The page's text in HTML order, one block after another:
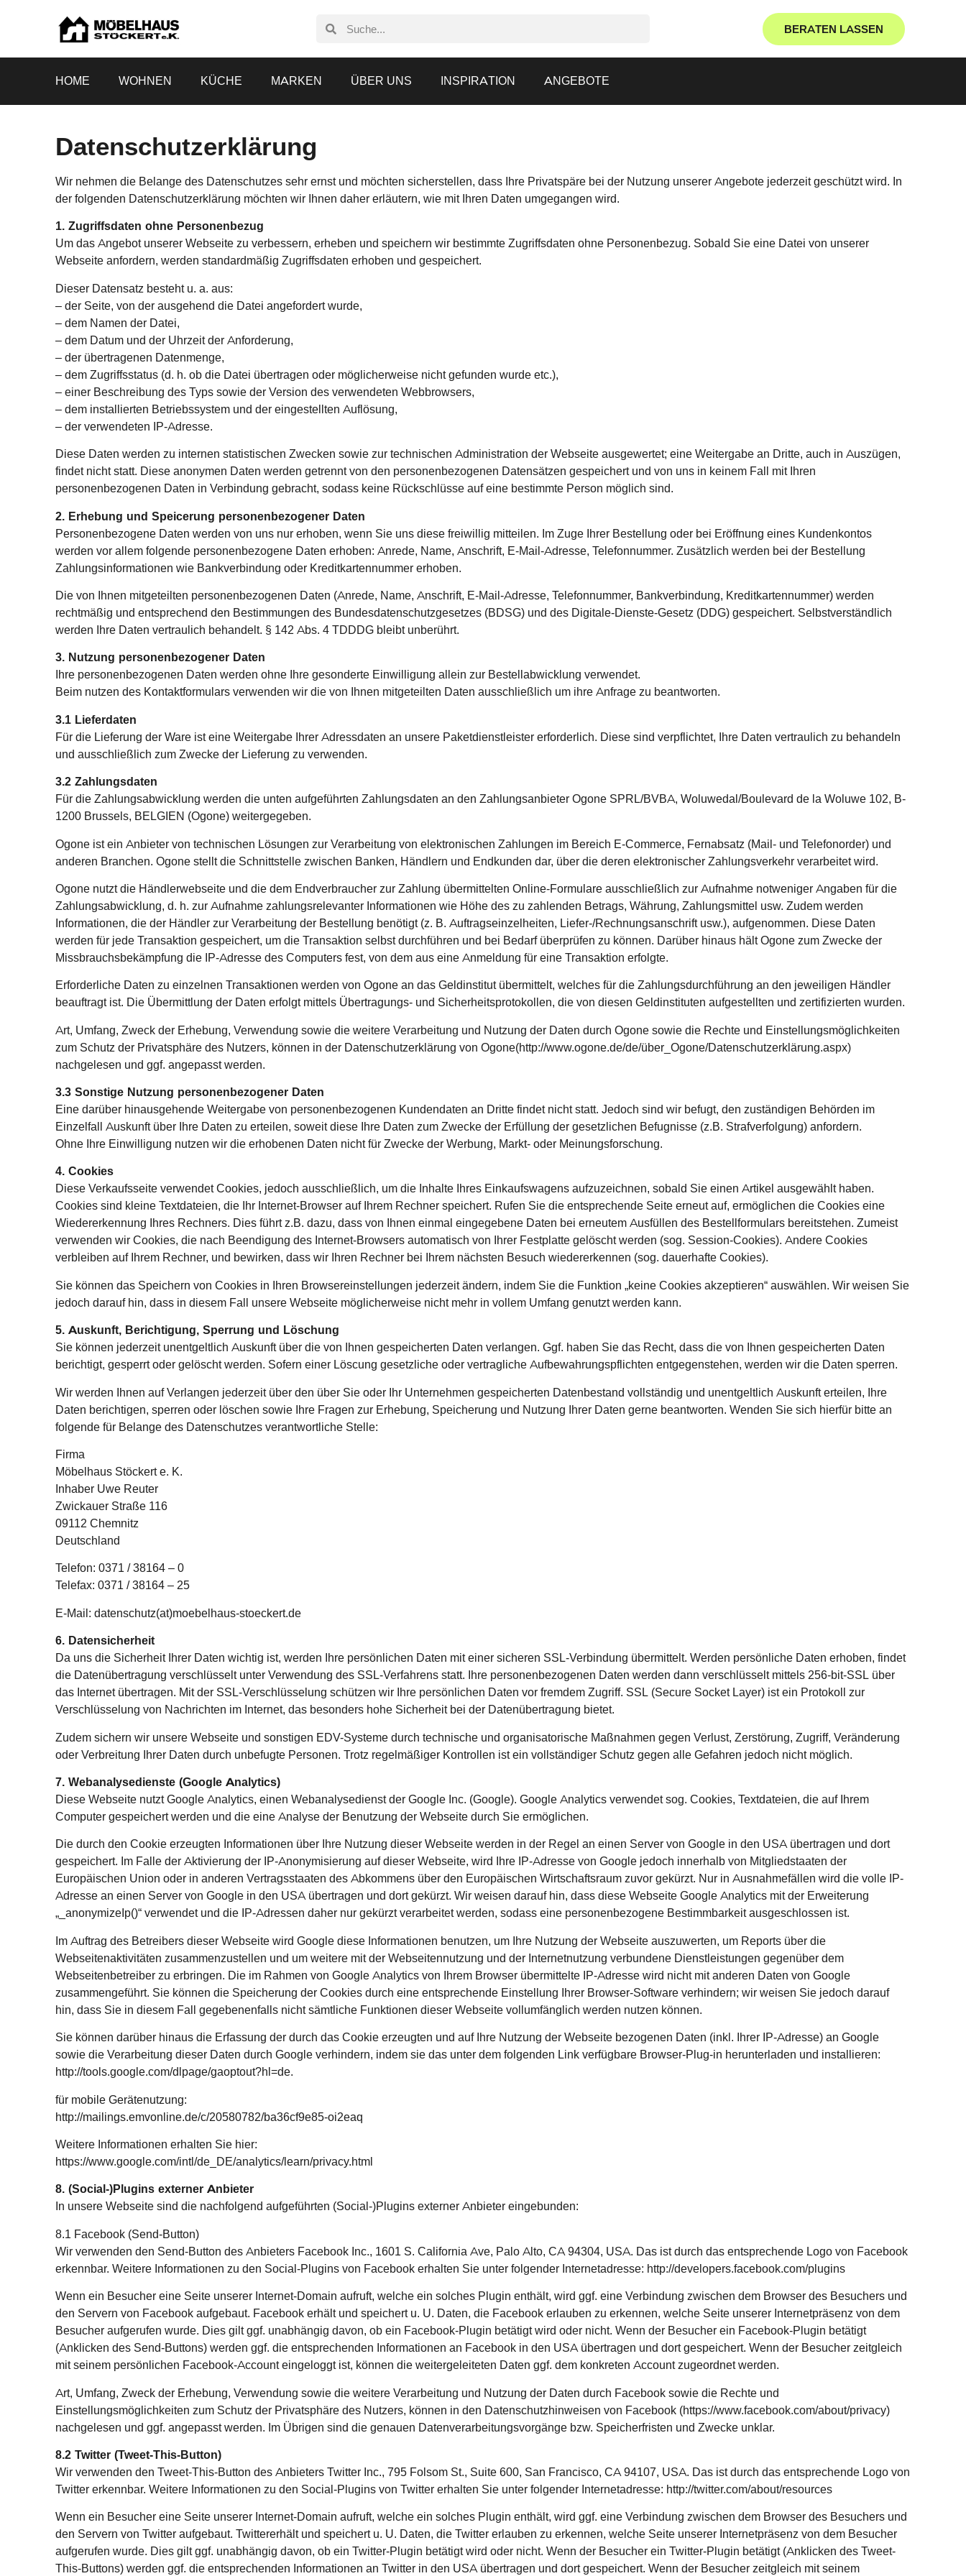
BERATEN LASSEN
HOME WOHNEN KÜCHE MARKEN ÜBER UNS INSPIRATION ANGEBOTE
Datenschutzerklärung
Wir nehmen die Belange des Datenschutzes sehr ernst und möchten sicherstellen, dass Ihre Privatspһäre bei der Nutzung unserer Angebote jederzeit geschützt wird. In
der folgenden Datenschutzerklärung möchten wir Ihnen daher erläutern, wie mit Ihren Daten umgegangen wird.
1. Zugriffsdaten ohne Personenbezug
Um das Angebot unserer Webseite zu verbessern, erheben und speichern wir bestimmte Zugriffsdaten ohne Personenbezug. Sobald Sie eine Datei von unserer
Webseite anfordern, werden standardmäßig Zugriffsdaten erhoben und gespeichert.
Dieser Datensatz besteht u. a. aus:
– der Seite, von der ausgehend die Datei angefordert wurde,
– dem Namen der Datei,
– dem Datum und der Uhrzeit der Anforderung,
– der übertragenen Datenmenge,
– dem Zugriffsstatus (d. h. ob die Datei übertragen oder möglicherweise nicht gefunden wurde etc.),
– einer Beschreibung des Typs sowie der Version des verwendeten Webbrowsers,
– dem installierten Betriebssystem und der eingestellten Auflösung,
– der verwendeten IP-Adresse.
Diese Daten werden zu internen statistischen Zwecken sowie zur technischen Administration der Webseite ausgewertet; eine Weitergabe an Dritte, auch in Auszügen,
findet nicht statt. Diese anonymen Daten werden getrennt von den personenbezogenen Datensätzen gespeichert und von uns in keinem Fall mit Ihren
personenbezogenen Daten in Verbindung gebracht, sodass keine Rückschlüsse auf eine bestimmte Person möglich sind.
2. Erhebung und Speicһerung personenbezogener Daten
Personenbezogene Daten werden von uns nur erhoben, wenn Sie uns diese freiwillig mitteilen. Im Zuge Ihrer Bestellung oder bei Eröffnung eines Kundenkontos
werden vor allem folgende personenbezogene Daten erhoben: Anrede, Name, Anschrift, E-Mail-Adresse, Telefonnummer. Zusätzlich werden bei der Bestellung
Zahlungsinformationen wie Bankverbindung oder Kreditkartennummer erhoben.
Die von Ihnen mitgeteilten personenbezogenen Daten (Anrede, Name, Anschrift, E-Mail-Adresse, Telefonnummer, Bankverbindung, Kreditkartennummer) werden
rechtmäßig und entsprechend den Bestimmungen des Bundesdatenschutzgesetzes (BDSG) und des Digitale-Dienste-Gesetz (DDG) gespeichert. Selbstverständlich
werden Ihre Daten vertraulich behandelt. § 142 Abs. 4 TDDDG bleibt unberührt.
3. Nutzung personenbezogener Daten
Ihre personenbezogenen Daten werden ohne Ihre gesonderte Einwilligung allein zur Bestellabwicklung verwendet.
Beim nutzen des Kontaktformulars verwenden wir die von Ihnen mitgeteilten Daten ausschließlich um ihre Anfrage zu beantworten.
3.1 Lieferdaten
Für die Lieferung der Ware ist eine Weitergabe Ihrer Adressdaten an unsere Paketdienstleister erforderlich. Diese sind verpflichtet, Ihre Daten vertraulich zu behandeln
und ausschließlich zum Zwecke der Lieferung zu verwenden.
3.2 Zahlungsdaten
Für die Zahlungsabwicklung werden die unten aufgeführten Zahlungsdaten an den Zahlungsanbieter Ogone SPRL/BVBA, Woluwedal/Boulevard de la Woluwe 102, B-
1200 Brussels, BELGIEN (Ogone) weitergegeben.
Ogone ist ein Anbieter von technischen Lösungen zur Verarbeitung von elektronischen Zahlungen im Bereich E-Commerce, Fernabsatz (Mail- und Telefonorder) und
anderen Branchen. Ogone stellt die Schnittstelle zwischen Banken, Händlern und Endkunden dar, über die deren elektronischer Zahlungsverkehr verarbeitet wird.
Ogone nutzt die Händlerwebseite und die dem Endverbraucher zur Zahlung übermittelten Online-Formulare ausschließlich zur Aufnahme notweniger Angaben für die
Zahlungsabwicklung, d. h. zur Aufnahme zahlungsrelevanter Informationen wie Höhe des zu zahlenden Betrags, Währung, Zahlungsmittel usw. Zudem werden
Informationen, die der Händler zur Verarbeitung der Bestellung benötigt (z. B. Auftragseinzelheiten, Liefer-/Rechnungsanschrift usw.), aufgenommen. Diese Daten
werden für jede Transaktion gespeichert, um die Transaktion selbst durchführen und bei Bedarf überprüfen zu können. Darüber hinaus hält Ogone zum Zwecke der
Missbrauchsbekämpfung die IP-Adresse des Computers fest, von dem aus eine Anmeldung für eine Transaktion erfolgte.
Erforderliche Daten zu einzelnen Transaktionen werden von Ogone an das Geldinstitut übermittelt, welches für die Zahlungsdurchführung an den jeweiligen Händler
beauftragt ist. Die Übermittlung der Daten erfolgt mittels Übertragungs- und Sicherheitsprotokollen, die von diesen Geldinstituten aufgestellten und zertifizierten wurden.
Art, Umfang, Zweck der Erhebung, Verwendung sowie die weitere Verarbeitung und Nutzung der Daten durch Ogone sowie die Rechte und Einstellungsmöglichkeiten
zum Schutz der Privatsphäre des Nutzers, können in der Datenschutzerklärung von Ogone(http://www.ogone.de/de/über_Ogone/Datenschutzerklärung.aspx)
nachgelesen und ggf. angepasst werden.
3.3 Sonstige Nutzung personenbezogener Daten
Eine darüber hinausgehende Weitergabe von personenbezogenen Kundendaten an Dritte findet nicht statt. Jedoch sind wir befugt, den zuständigen Behörden im
Einzelfall Auskunft über Ihre Daten zu erteilen, soweit diese Ihre Daten zum Zwecke der Erfüllung der gesetzlichen Befugnisse (z.B. Strafverfolgung) anfordern.
Ohne Ihre Einwilligung nutzen wir die erhobenen Daten nicht für Zwecke der Werbung, Markt- oder Meinungsforschung.
4. Cookies
Diese Verkaufsseite verwendet Cookies, jedoch ausschließlich, um die Inhalte Ihres Einkaufswagens aufzuzeichnen, sobald Sie einen Artikel ausgewählt haben.
Cookies sind kleine Textdateien, die Ihr Internet-Browser auf Ihrem Rechner speichert. Rufen Sie die entsprechende Seite erneut auf, ermöglichen die Cookies eine
Wiedererkennung Ihres Rechners. Dies führt z.B. dazu, dass von Ihnen einmal eingegebene Daten bei erneutem Ausfüllen des Bestellformulars bereitstehen. Zumeist
verwenden wir Cookies, die nach Beendigung des Internet-Browsers automatisch von Ihrer Festplatte gelöscht werden (sog. Session-Cookies). Andere Cookies
verbleiben auf Ihrem Rechner, und bewirken, dass wir Ihren Rechner bei Ihrem nächsten Besuch wiedererkennen (sog. dauerhafte Cookies).
Sie können das Speichern von Cookies in Ihren Browsereinstellungen jederzeit ändern, indem Sie die Funktion „keine Cookies akzeptieren“ auswählen. Wir weisen Sie
jedoch darauf hin, dass in diesem Fall unsere Webseite möglicherweise nicht mehr in vollem Umfang genutzt werden kann.
5. Auskunft, Berichtigung, Sperrung und Löschung
Sie können jederzeit unentgeltlich Auskunft über die von Ihnen gespeicherten Daten verlangen. Ggf. haben Sie das Recht, dass die von Ihnen gespeicherten Daten
berichtigt, gesperrt oder gelöscht werden. Sofern einer Löscһung gesetzliche oder vertragliche Aufbewahrungspflichten entgegenstehen, werden wir die Daten sperren.
Wir werden Ihnen auf Verlangen jederzeit über den über Sie oder Ihr Unternehmen gespeicherten Datenbestand vollständig und unentgeltlich Auskunft erteilen, Ihre
Daten berichtigen, sperren oder löschen sowie Ihre Fragen zur Erhebung, Speicherung und Nutzung Ihrer Daten gerne beantworten. Wenden Sie sich hierfür bitte an
folgende für Belange des Datenschutzes verantwortliche Stelle:
Firma
Möbelhaus Stöckert e. K.
Inhaber Uwe Reuter
Zwickauer Straße 116
09112 Chemnitz
Deutschland
Telefon: 0371 / 38164 – 0
Telefax: 0371 / 38164 – 25
E-Mail: datenschutz(at)moebelhaus-stoeckert.de
6. Datensicherheit
Da uns die Sicherheit Ihrer Daten wichtig ist, werden Ihre persönlichen Daten mit einer sicheren SSL-Verbindung übermittelt. Werden persönliche Daten erhoben, findet
die Datenübertragung verschlüsselt unter Verwendung des SSL-Verfahrens statt. Ihre personenbezogenen Daten werden dann verschlüsselt mittels 256-bit-SSL über
das Internet übertragen. Mit der SSL-Verschlüsselung schützen wir Ihre persönlichen Daten vor fremdem Zugriff. SSL (Secure Socket Layer) ist ein Protokoll zur
Verschlüsselung von Nachrichten im Internet, das besonders hohe Sicherheit bei der Datenübertragung bietet.
Zudem sichern wir unsere Webseite und sonstigen EDV-Systeme durch technische und organisatorische Maßnahmen gegen Verlust, Zerstörung, Zugriff, Veränderung
oder Verbreitung Ihrer Daten durch unbefugte Personen. Trotz regelmäßiger Kontrollen ist ein vollständiger Schutz gegen alle Gefahren jedoch nicht möglich.
7. Webanalysedienste (Google Analytics)
Diese Webseite nutzt Google Analytics, einen Webanalysedienst der Google Inc. (Google). Google Analytics verwendet sog. Cookies, Textdateien, die auf Ihrem
Computer gespeichert werden und die eine Analyse der Benutzung der Webseite durch Sie ermöglichen.
Die durch den Cookie erzeugten Informationen über Ihre Nutzung dieser Webseite werden in der Regel an einen Server von Google in den USA übertragen und dort
gespeichert. Im Falle der Aktivierung der IP-Anonymisierung auf dieser Webseite, wird Ihre IP-Adresse von Google jedoch innerhalb von Mitgliedstaaten der
Europäischen Union oder in anderen Vertragsstaaten des Abkommens über den Europäischen Wirtschaftsraum zuvor gekürzt. Nur in Ausnahmefällen wird die volle IP-
Adresse an einen Server von Google in den USA übertragen und dort gekürzt. Wir weisen darauf hin, dass diese Webseite Google Analytics mit der Erweiterung
„_anonymizeIp()“ verwendet und die IP-Adressen daher nur gekürzt verarbeitet werden, sodass eine personenbezogene Bestimmbarkeit ausgeschlossen ist.
Im Auftrag des Betreibers dieser Webseite wird Google diese Informationen benutzen, um Ihre Nutzung der Webseite auszuwerten, um Reports über die
Webseitenaktivitäten zusammenzustellen und um weitere mit der Webseitennutzung und der Internetnutzung verbundene Dienstleistungen gegenüber dem
Webseitenbetreiber zu erbringen. Die im Rahmen von Google Analytics von Ihrem Browser übermittelte IP-Adresse wird nicht mit anderen Daten von Google
zusammengeführt. Sie können die Speicherung der Cookies durch eine entsprechende Einstellung Ihrer Browser-Software verhindern; wir weisen Sie jedoch darauf
hin, dass Sie in diesem Fall gegebenenfalls nicht sämtliche Funktionen dieser Webseite vollumfänglich werden nutzen können.
Sie können darüber hinaus die Erfassung der durch das Cookie erzeugten und auf Ihre Nutzung der Webseite bezogenen Daten (inkl. Ihrer IP-Adresse) an Google
sowie die Verarbeitung dieser Daten durch Google verhindern, indem sie das unter dem folgenden Link verfügbare Browser-Plug-in herunterladen und installieren:
http://tools.google.com/dlpage/gaoptout?hl=de.
für mobile Gerätenutzung:
http://mailings.emvonline.de/c/20580782/ba36cf9e85-oi2eaq
Weitere Informationen erhalten Sie hier:
https://www.google.com/intl/de_DE/analytics/learn/privacy.html
8. (Social-)Plugins externer Anbieter
In unsere Webseite sind die nachfolgend aufgeführten (Social-)Plugins externer Anbieter eingebunden:
8.1 Facebook (Send-Button)
Wir verwenden den Send-Button des Anbieters Facebook Inc., 1601 S. California Ave, Palo Alto, CA 94304, USA. Das ist durch das entsprechende Logo von Facebook
erkennbar. Weitere Informationen zu den Social-Plugins von Facebook erhalten Sie unter folgender Internetadresse: http://developers.facebook.com/plugins
Wenn ein Besucher eine Seite unserer Internet-Domain aufruft, welche ein solches Plugin enthält, wird ggf. eine Verbindung zwischen dem Browser des Besuchers und
den Servern von Facebook aufgebaut. Facebook erhält und speichert u. U. Daten, die Facebook erlauben zu erkennen, welche Seite unserer Internetpräsenz von dem
Besucher aufgerufen wurde. Dies gilt ggf. unabhängig davon, ob ein Facebook-Plugin betätigt wird oder nicht. Wenn der Besucher ein Facebook-Plugin betätigt
(Anklicken des Send-Buttons) werden ggf. die entsprechenden Informationen an Facebook in den USA übertragen und dort gespeichert. Wenn der Besucher zeitgleich
mit seinem persönlichen Facebook-Account eingeloggt ist, können die weitergeleiteten Daten ggf. dem konkreten Account zugeordnet werden.
Art, Umfang, Zweck der Erhebung, Verwendung sowie die weitere Verarbeitung und Nutzung der Daten durch Facebook sowie die Rechte und
Einstellungsmöglichkeiten zum Schutz der Privatsphäre des Nutzers, können in den Datenschutzhinweisen von Facebook (https://www.facebook.com/about/privacy)
nachgelesen und ggf. angepasst werden. Im Übrigen sind die genauen Datenverarbeitungsvorgänge bzw. Speicherfristen und Zwecke unklar.
8.2 Twitter (Tweet-This-Button)
Wir verwenden den Tweet-This-Button des Anbieters Twitter Inc., 795 Folsom St., Suite 600, San Francisco, CA 94107, USA. Das ist durch das entsprechende Logo von
Twitter erkennbar. Weitere Informationen zu den Social-Plugins von Twitter erhalten Sie unter folgender Internetadresse: http://twitter.com/about/resources
Wenn ein Besucher eine Seite unserer Internet-Domain aufruft, welche ein solches Plugin enthält, wird ggf. eine Verbindung zwischen dem Browser des Besuchers und
den Servern von Twitter aufgebaut. Twittererhält und speichert u. U. Daten, die Twitter erlauben zu erkennen, welche Seite unserer Internetpräsenz von dem Besucher
aufgerufen wurde. Dies gilt ggf. unabhängig davon, ob ein Twitter-Plugin betätigt wird oder nicht. Wenn der Besucher ein Twitter-Plugin betätigt (Anklicken des Tweet-
This-Buttons) werden ggf. die entsprechenden Informationen an Twitter in den USA übertragen und dort gespeichert. Wenn der Besucher zeitgleich mit seinem